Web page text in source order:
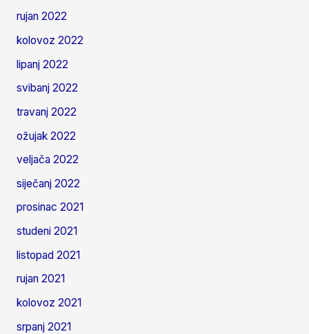
rujan 2022
kolovoz 2022
lipanj 2022
svibanj 2022
travanj 2022
ožujak 2022
veljača 2022
siječanj 2022
prosinac 2021
studeni 2021
listopad 2021
rujan 2021
kolovoz 2021
srpanj 2021